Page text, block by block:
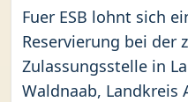
Fuer ESB lohnt sich
Reservierung bei der
Zulassungsstelle in
Waldnaab, Landkreis